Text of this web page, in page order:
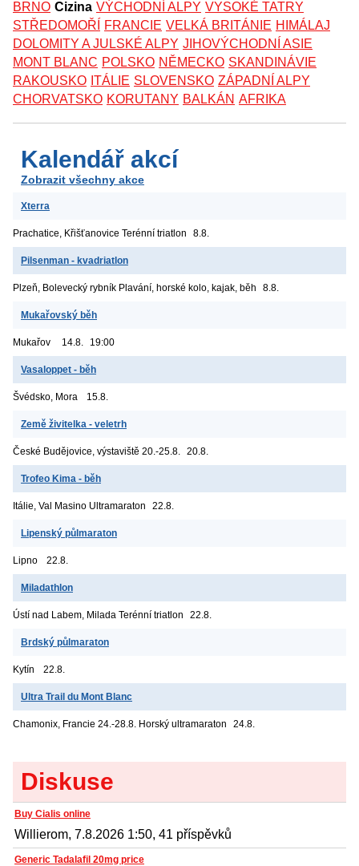
BRNO Cizina VÝCHODNÍ ALPY VYSOKÉ TATRY
STŘEDOMOŘÍ
FRANCIE VELKÁ BRITÁNIE HIMÁLAJ
DOLOMITY A JULSKÉ ALPY JIHOVÝCHODNÍ ASIE
MONT BLANC POLSKO NĚMECKO SKANDINÁVIE
RAKOUSKO ITÁLIE SLOVENSKO ZÁPADNÍ ALPY
CHORVATSKO KORUTANY BALKÁN AFRIKA
Kalendář akcí
Zobrazit všechny akce
Xterra
Prachatice, Křišťanovice Terénní triatlon 8.8.
Pilsenman - kvadriatlon
Plzeň, Bolevecký rybník Plavání, horské kolo, kajak, běh 8.8.
Mukařovský běh
Mukařov 14.8. 19:00
Vasaloppet - běh
Švédsko, Mora 15.8.
Země živitelka - veletrh
České Budějovice, výstaviště 20.-25.8. 20.8.
Trofeo Kima - běh
Itálie, Val Masino Ultramaraton 22.8.
Lipenský půlmaraton
Lipno 22.8.
Miladathlon
Ústí nad Labem, Milada Terénní triatlon 22.8.
Brdský půlmaraton
Kytín 22.8.
Ultra Trail du Mont Blanc
Chamonix, Francie 24.-28.8. Horský ultramaraton 24.8.
Diskuse
Buy Cialis online
Willierom, 7.8.2026 1:50, 41 příspěvků
Generic Tadalafil 20mg price